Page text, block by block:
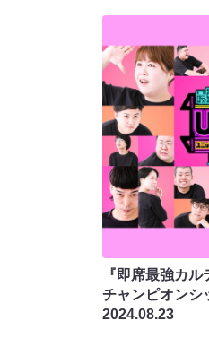
『即席最強カ
チャンピオンシ
2024.08.23